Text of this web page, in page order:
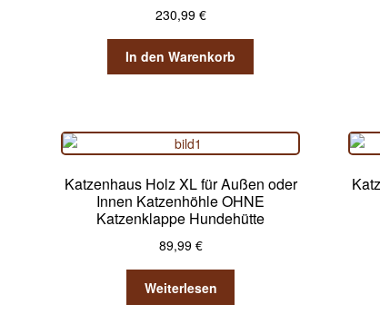
230,99 €
In den Warenkorb
Katzenhaus Holz XL für Außen oder
Innen Katzenhöhle OHNE
Katzenklappe Hundehütte
89,99 €
Weiterlesen